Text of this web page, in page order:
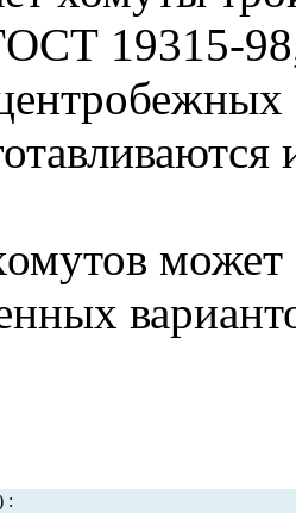
19315-
: